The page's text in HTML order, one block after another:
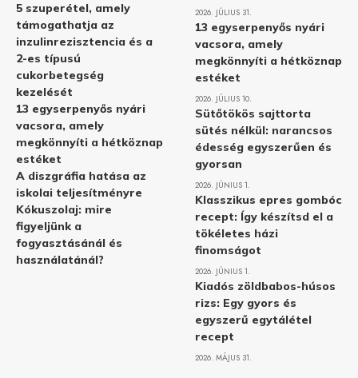
5 szuperétel, amely
támogathatja az
inzulinrezisztencia és a
2-es típusú
cukorbetegség
kezelését
13 egyserpenyős nyári
vacsora, amely
megkönnyíti a hétköznap
estéket
A diszgráfia hatása az
iskolai teljesítményre
Kókuszolaj: mire
figyeljünk a
fogyasztásánál és
használatánál?
2026. JÚLIUS 31.
13 egyserpenyős nyári
vacsora, amely
megkönnyíti a hétköznap
estéket
2026. JÚLIUS 10.
Sütőtökös sajttorta
sütés nélkül: narancsos
édesség egyszerűen és
gyorsan
2026. JÚNIUS 1.
Klasszikus epres gombóc
recept: Így készítsd el a
tökéletes házi
finomságot
2026. JÚNIUS 1.
Kiadós zöldbabos-húsos
rizs: Egy gyors és
egyszerű egytálétel
recept
2026. MÁJUS 31.